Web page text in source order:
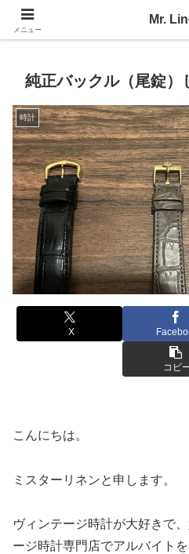
No Linen,
純正バックル（尾錠）
時計
X
コピ
こんにちは。
ミスターリネンと申します。
ヴィンテージ時計が大好きで
ージ時計専門店でアルバイトを
メニュー
Mr.